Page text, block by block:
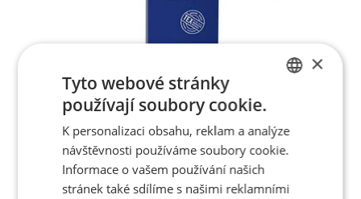
ENGLISH
×
Tyto webové stránky
používají soubory cookie.
K personalizaci obsahu, reklam a analýze
návštěvnosti používáme soubory cookie.
Informace o vašem používání našich
stránek také sdílíme s našimi reklamními